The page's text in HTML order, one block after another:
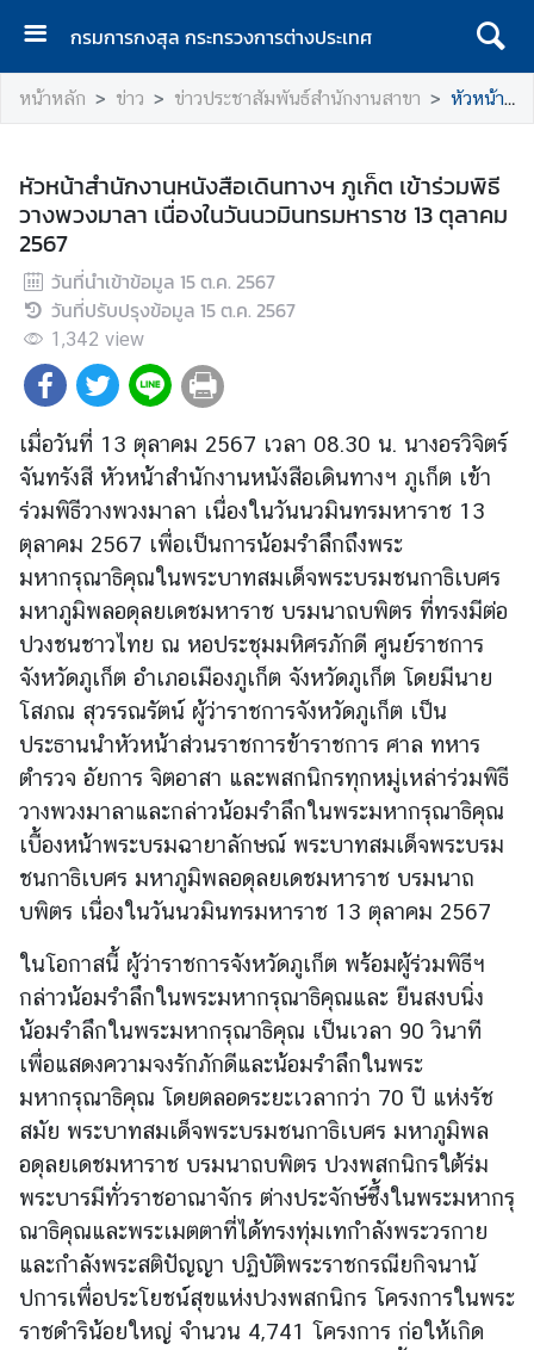
กรมการกงสุล กระทรวงการต่างประเทศ
ห
น้
ร
ก
ก
ร
ม
ก
า
ก
ง
สุ
ข่
า
ว
บ
ริ
า
ร
ป
ร
ช
า
ช
น
ร้
อ
ง
เ
รี
ย
น
หน้าหลัก ข่าว ข่าวประชาสัมพันธ์สำนักงานสาขา หัวหน้าสำนักงานหนังสือเดินทางฯ ภูเก็ต เข้าร่วมพิธีวางพวงมาลา เนื่องในวันนวมินทรมหาราช 13 ตุลาคม 2567
หัวหน้าสำนักงานหนังสือเดินทางฯ ภูเก็ต เข้าร่วมพิธี
วางพวงมาลา เนื่องในวันนวมินทรมหาราช 13 ตุลาคม
2567
วันที่นำเข้าข้อมูล 15 ต.ค. 2567
วันที่ปรับปรุงข้อมูล 15 ต.ค. 2567
1,342 view
เมื่อวันที่ 13 ตุลาคม 2567 เวลา 08.30 น. นางอรวิจิตร์
จันทรังสี หัวหน้าสำนักงานหนังสือเดินทางฯ ภูเก็ต เข้า
ร่วมพิธีวางพวงมาลา เนื่องในวันนวมินทรมหาราช 13
ตุลาคม 2567 เพื่อเป็นการน้อมรำลึกถึงพระ
มหากรุณาธิคุณในพระบาทสมเด็จพระบรมชนกาธิเบศร
มหาภูมิพลอดุลยเดชมหาราช บรมนาถบพิตร ที่ทรงมีต่อ
ปวงชนชาวไทย ณ หอประชุมมหิศรภักดี ศูนย์ราชการ
จังหวัดภูเก็ต อำเภอเมืองภูเก็ต จังหวัดภูเก็ต โดยมีนาย
โสภณ สุวรรณรัตน์ ผู้ว่าราชการจังหวัดภูเก็ต เป็น
ประธานนำหัวหน้าส่วนราชการข้าราชการ ศาล ทหาร
ตำรวจ อัยการ จิตอาสา และพสกนิกรทุกหมู่เหล่าร่วมพิธี
วางพวงมาลาและกล่าวน้อมรำลึกในพระมหากรุณาธิคุณ
เบื้องหน้าพระบรมฉายาลักษณ์ พระบาทสมเด็จพระบรม
ชนกาธิเบศร มหาภูมิพลอดุลยเดชมหาราช บรมนาถ
บพิตร เนื่องในวันนวมินทรมหาราช 13 ตุลาคม 2567
ในโอกาสนี้ ผู้ว่าราชการจังหวัดภูเก็ต พร้อมผู้ร่วมพิธีฯ
กล่าวน้อมรำลึกในพระมหากรุณาธิคุณและ ยืนสงบนิ่ง
น้อมรำลึกในพระมหากรุณาธิคุณ เป็นเวลา 90 วินาที
เพื่อแสดงความจงรักภักดีและน้อมรำลึกในพระ
มหากรุณาธิคุณ โดยตลอดระยะเวลากว่า 70 ปี แห่งรัช
สมัย พระบาทสมเด็จพระบรมชนกาธิเบศร มหาภูมิพล
อดุลยเดชมหาราช บรมนาถบพิตร ปวงพสกนิกรใต้ร่ม
พระบารมีทั่วราชอาณาจักร ต่างประจักษ์ซึ้งในพระมหากรุ
ณาธิคุณและพระเมตตาที่ได้ทรงทุ่มเทกำลังพระวรกาย
และกำลังพระสติปัญญา ปฏิบัติพระราชกรณียกิจนานั
ปการเพื่อประโยชน์สุขแห่งปวงพสกนิกร โครงการในพระ
ราชดำริน้อยใหญ่ จำนวน​ 4,741 โครงการ ก่อให้เกิด